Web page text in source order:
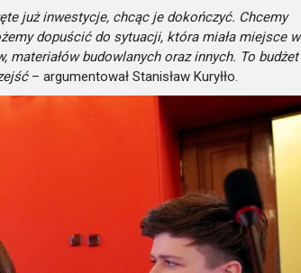
już inwestycje, chcąc je dokończyć. Chcemy
dopuścić do sytuacji, która miała miejsce w
budowlanych oraz innych. To budżet
– argumentował Stanisław Kuryłło.